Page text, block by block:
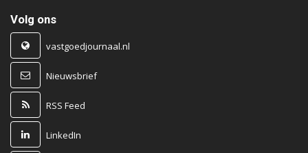
Volg ons
vastgoedjournaal.nl
Nieuwsbrief
RSS Feed
LinkedIn